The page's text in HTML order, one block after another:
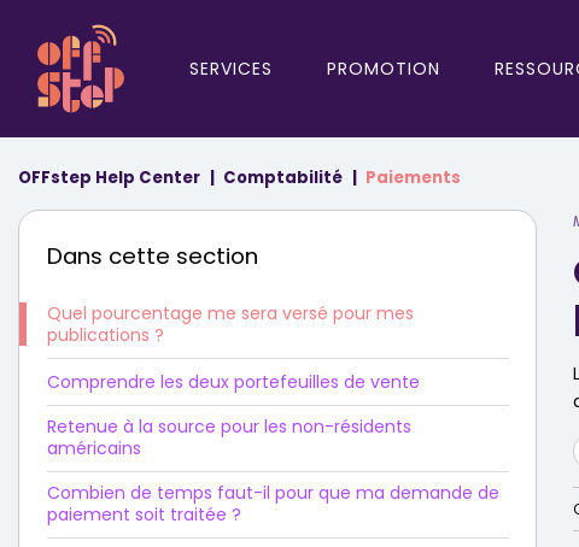
SERVICES PROMOTION
OFFstep Help Center Comptabilité Paiements
Dans cette section
Quel pourcentage me sera versé pour mes
publications ?
Comprendre les deux portefeuilles de vente
Retenue à la source pour les non-résidents
américains
Combien de temps faut-il pour que ma demande de
paiement soit traitée ?